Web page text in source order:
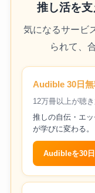
推し活を
気になるサービ
られて、
Audible 30日
12万冊以上が聴
推しの自伝・エ
が学びに変わる。
Audibleを30